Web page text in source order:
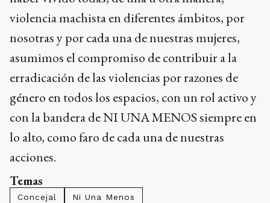
violencia machista en diferentes ámbitos, por
nosotras y por cada una de nuestras mujeres,
asumimos el compromiso de contribuir a la
erradicación de las violencias por razones de
género en todos los espacios, con un rol activo y
con la bandera de NI UNA MENOS siempre en
lo alto, como faro de cada una de nuestras
acciones.
Temas
Concejal Ni Una Menos